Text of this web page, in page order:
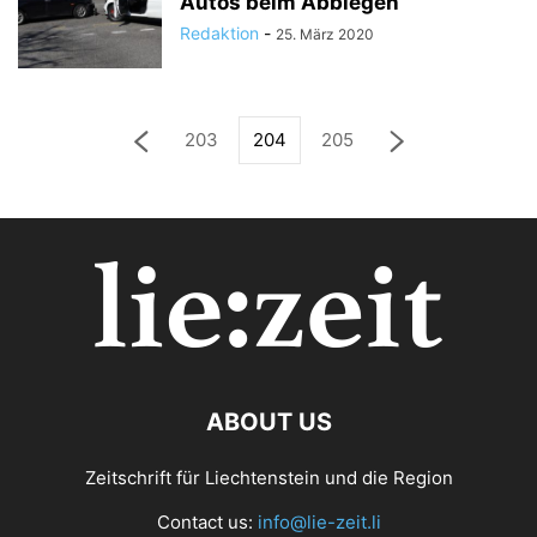
Redaktion - 25. März 2020
203 204 205
ABOUT US
Zeitschrift für Liechtenstein und die Region
Contact us: info@lie-zeit.li